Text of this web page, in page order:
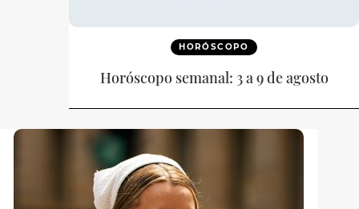
HORÓSCOPO
Horóscopo semanal: 3 a 9 de agosto